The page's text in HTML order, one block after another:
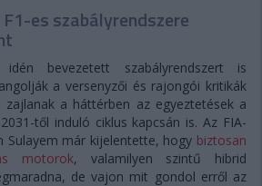
es szabályrendszere
bevezetett szabályrendszert is
a versenyzői és rajongói kritikák
a háttérben az egyeztetések a
től induló ciklus kapcsán is. Az FIA-
Sulayem már kijelentette, hogy biztosan
motorok, valamilyen szintű hibrid
de vajon mit gondol erről az